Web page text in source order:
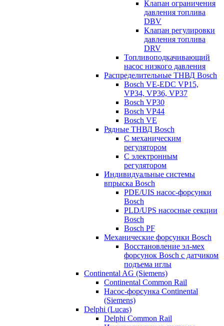
Клапан ограничения
давления топлива
DBV
Клапан регулировки
давления топлива
DRV
Топливоподкачивающий
насос низкого давления
Распределительные ТНВД Bosch
Bosch VE-EDC VP15,
VP34, VP36, VP37
Bosch VP30
Bosch VP44
Bosch VE
Рядные ТНВД Bosch
С механическим
регулятором
С электронным
регулятором
Индивидуальные системы
впрыска Bosch
PDE/UIS насос-форсунки
Bosch
PLD/UPS насосные секции
Bosch
Bosch PF
Механические форсунки Bosch
Восстановление эл-мех
форсунок Bosch с датчиком
подъема иглы
Continental AG (Siemens)
Continental Common Rail
Насос-форсунка Continental
(Siemens)
Delphi (Lucas)
Delphi Common Rail